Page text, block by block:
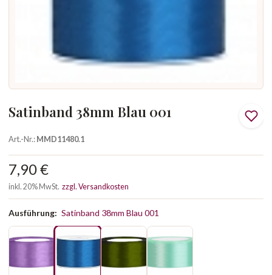
Satinband 38mm Blau 001
Art.-Nr.:MMD11480.1
7,90 €
inkl. 20% MwSt. zzgl. Versandkosten
Ausführung: Satinband 38mm Blau 001